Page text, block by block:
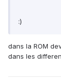
:)
dans la ROM
dans les